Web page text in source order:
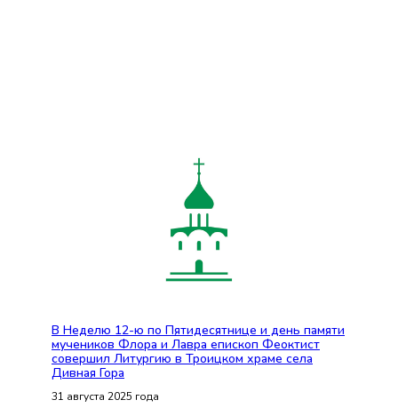
В Неделю 12-ю по Пятидесятнице и день памяти
мучеников Флора и Лавра епископ Феоктист
совершил Литургию в Троицком храме села
Дивная Гора
31 августа 2025 года